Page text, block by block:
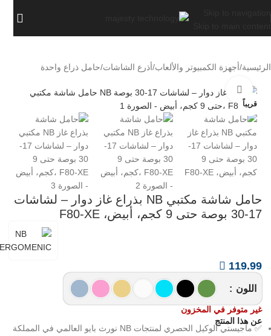
Skip to navigation
الرئيسية/أجهزة الكمبيوتر والألعاب/أذرع الشاشات/حامل ذراع واحدة
قريباً
اضغط للتكبير
حامل شاشة مكتبي NB بذراع غاز دوار – لشاشات
17-30 بوصة حتى 9 كجم، أبيض، F80-XE
119.99
اللون
غير متوفر في المخزون
عن هذا المنتج
✅ ماجيستي الوكيل الحصري لمنتجات NB نورث بايو العالمي في المملكة